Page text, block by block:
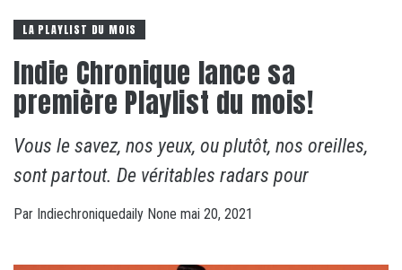
LA PLAYLIST DU MOIS
Indie Chronique lance sa
première Playlist du mois!
Vous le savez, nos yeux, ou plutôt, nos oreilles,
sont partout. De véritables radars pour
Par Indiechroniquedaily None mai 20, 2021